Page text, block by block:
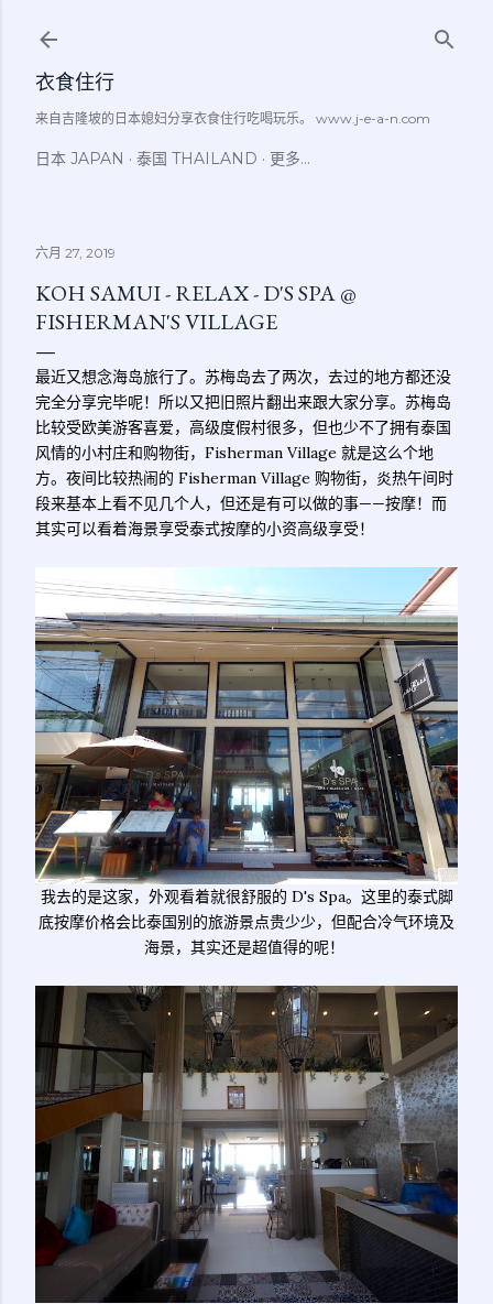
衣食住行
来自吉隆坡的日本媳妇分享衣食住行吃喝玩乐。 www.j-e-a-n.com
日本 JAPAN 泰国 THAILAND 更多…
六月 27, 2019
KOH SAMUI - RELAX - D'S SPA @
FISHERMAN'S VILLAGE
最近又想念海岛旅行了。苏梅岛去了两次，去过的地方都还没
完全分享完毕呢！所以又把旧照片翻出来跟大家分享。苏梅岛
比较受欧美游客喜爱，高级度假村很多，但也少不了拥有泰国
风情的小村庄和购物街，Fisherman Village 就是这么个地
方。夜间比较热闹的 Fisherman Village 购物街，炎热午间时
段来基本上看不见几个人，但还是有可以做的事——按摩！而
其实可以看着海景享受泰式按摩的小资高级享受！
我去的是这家，外观看着就很舒服的 D's Spa。这里的泰式脚
底按摩价格会比泰国别的旅游景点贵少少，但配合冷气环境及
海景，其实还是超值得的呢！